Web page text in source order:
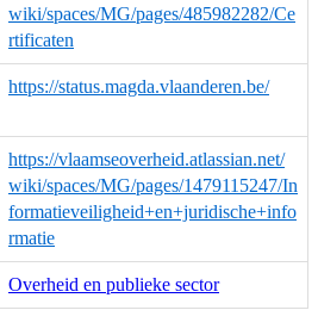
wiki/spaces/MG/pages/485982282/Ce
rtificaten
https://status.magda.vlaanderen.be/
https://vlaamseoverheid.atlassian.net/
wiki/spaces/MG/pages/1479115247/In
formatieveiligheid+en+juridische+info
rmatie
Overheid en publieke sector